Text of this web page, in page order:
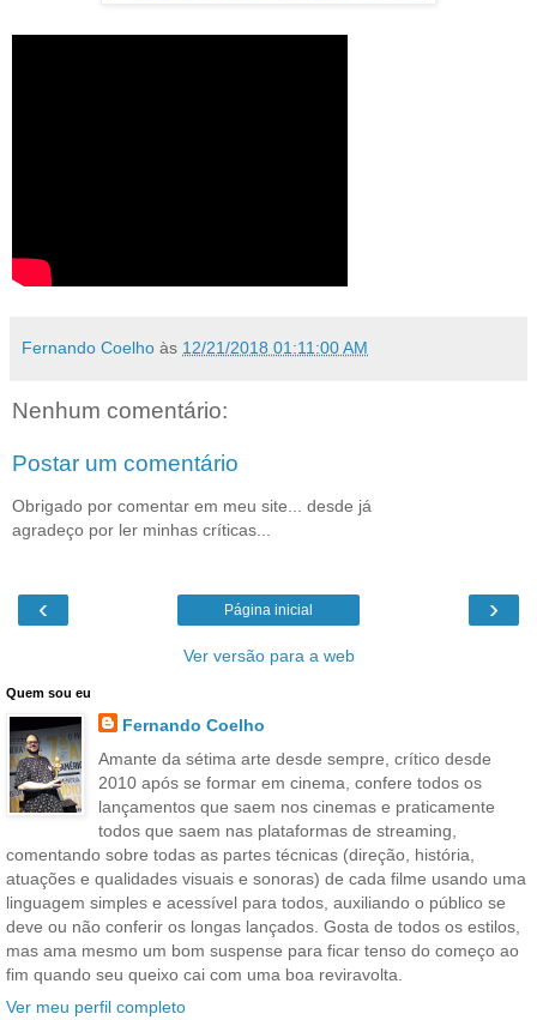
Fernando Coelho às 12/21/2018 01:11:00 AM
Nenhum comentário:
Postar um comentário
Obrigado por comentar em meu site... desde já
agradeço por ler minhas críticas...
‹ ›
Página inicial
Ver versão para a web
Quem sou eu
Fernando Coelho
Amante da sétima arte desde sempre, crítico desde
2010 após se formar em cinema, confere todos os
lançamentos que saem nos cinemas e praticamente
todos que saem nas plataformas de streaming,
comentando sobre todas as partes técnicas (direção, história,
atuações e qualidades visuais e sonoras) de cada filme usando uma
linguagem simples e acessível para todos, auxiliando o público se
deve ou não conferir os longas lançados. Gosta de todos os estilos,
mas ama mesmo um bom suspense para ficar tenso do começo ao
fim quando seu queixo cai com uma boa reviravolta.
Ver meu perfil completo